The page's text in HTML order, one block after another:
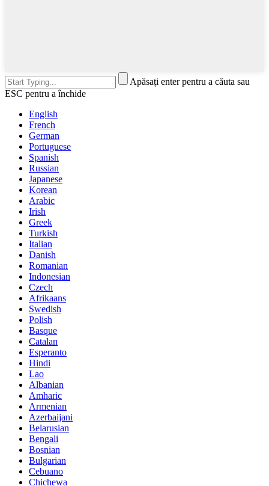
Apăsați enter pentru a căuta sau
ESC pentru a închide
English
French
German
Portuguese
Spanish
Russian
Japanese
Korean
Arabic
Irish
Greek
Turkish
Italian
Danish
Romanian
Indonesian
Czech
Afrikaans
Swedish
Polish
Basque
Catalan
Esperanto
Hindi
Lao
Albanian
Amharic
Armenian
Azerbaijani
Belarusian
Bengali
Bosnian
Bulgarian
Cebuano
Chichewa